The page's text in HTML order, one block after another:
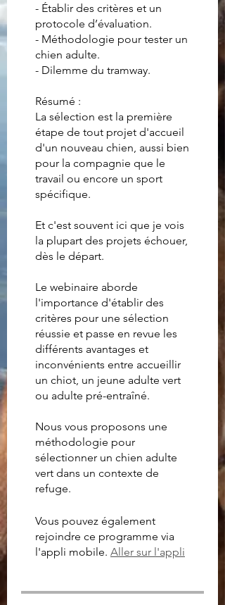
- Établir des critères et un
protocole d’évaluation.
- Méthodologie pour tester un
chien adulte.
- Dilemme du tramway.
Résumé :
La sélection est la première
étape de tout projet d'accueil
d'un nouveau chien, aussi bien
pour la compagnie que le
travail ou encore un sport
spécifique.
Et c'est souvent ici que je vois
la plupart des projets échouer,
dès le départ.
Le webinaire aborde
l'importance d'établir des
critères pour une sélection
réussie et passe en revue les
différents avantages et
inconvénients entre accueillir
un chiot, un jeune adulte vert
ou adulte pré-entraîné.
Nous vous proposons une
méthodologie pour
sélectionner un chien adulte
vert dans un contexte de
refuge.
Vous pouvez également
rejoindre ce programme via
l'appli mobile. Aller sur l'appli